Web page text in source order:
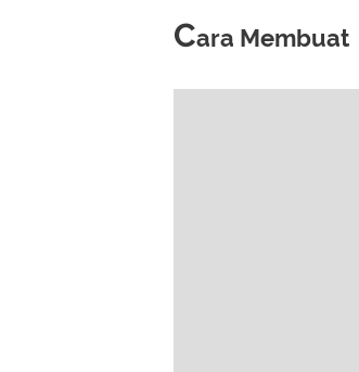
Cara Membuat